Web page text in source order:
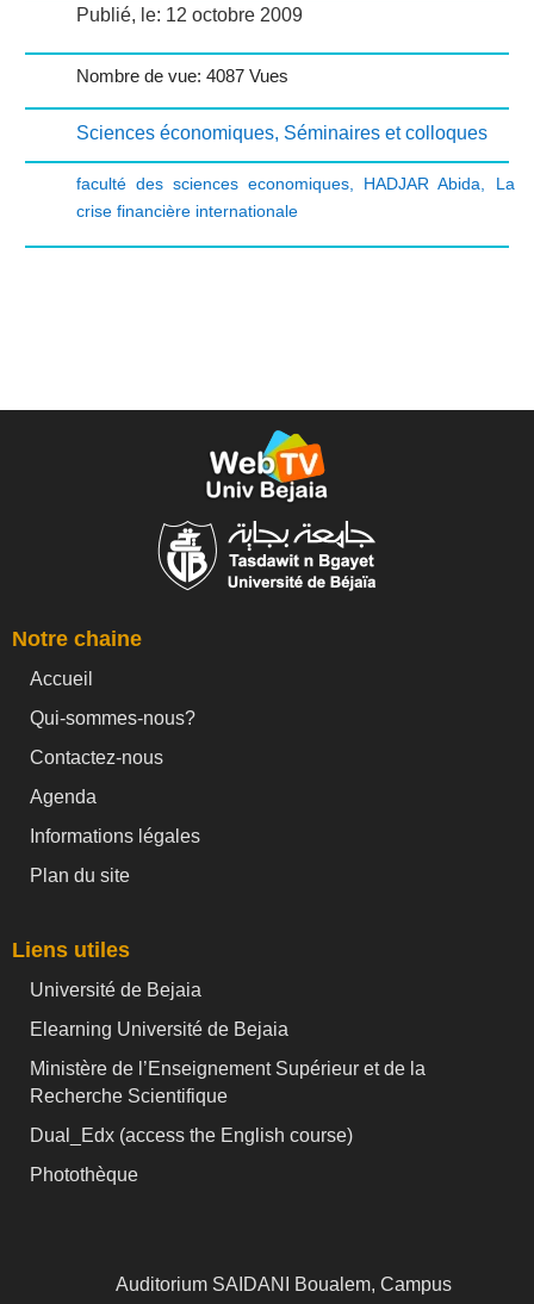
Publié, le: 12 octobre 2009
Nombre de vue: 4087 Vues
Sciences économiques, Séminaires et colloques
faculté des sciences economiques HADJAR Abida
La
crise financière internationale
Notre chaine
Accueil
Qui-sommes-nous?
Contactez-nous
Agenda
Informations légales
Plan du site
Liens utiles
Université de Bejaia
Elearning Université de Bejaia
Ministère de l’Enseignement Supérieur et de la
Recherche Scientifique
Dual_Edx (access the English course)
Photothèque
Auditorium SAIDANI Boualem, Campus